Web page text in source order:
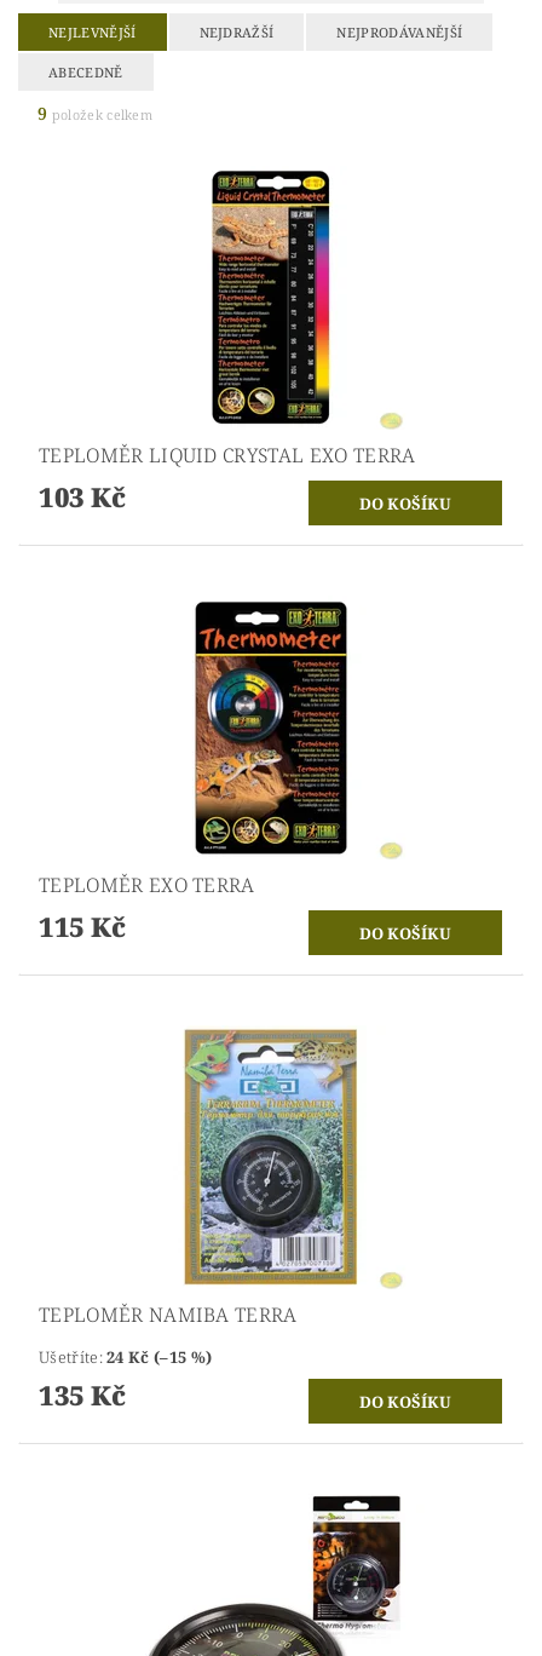
NEJLEVNĚJŠÍ NEJDRAŽŠÍ NEJPRODÁVANĚJŠÍ
ABECEDNĚ
9 položek celkem
TEPLOMĚR LIQUID CRYSTAL EXO TERRA
103 Kč
TEPLOMĚR EXO TERRA
115 Kč
TEPLOMĚR NAMIBA TERRA
Ušetříte:24 Kč (–15 %)
135 Kč